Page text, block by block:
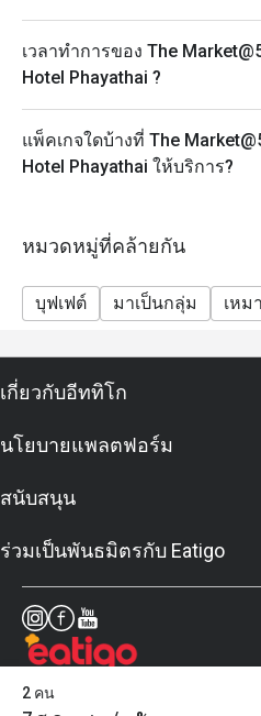
“market style / street food
selection of international
European, and more — with
themed buffets.
Q2: What are the opening
Breakfast: 06:00 – 11:30
11:00, but you may remain
International Lunch Buffet
Grand Dinner Buffet
Splendid Sunday Brunch
12:00 – 16:00 hrs
A3: You can walk in, but
weekend buffets — to
A4:
Grand Dinner Buffet
(includes 2 special dishes)
Splendid Sunday Brunch: ~
(unlimited special items)
There is a KTC Visa card
เวลาทำการของ The
Hotel Phayathai ?
แพ็คเกจใดบ้างที่ The
Hotel Phayathai ให้บริการ?
หมวดหมู่ที่คล้ายกัน
บุฟเฟต์ มาเป็นกลุ่ม เหม
2 คน
เกี่ยวกับอีททิโก
นโยบายแพลตฟอร์ม
สนับสนุน
ร่วมเป็นพันธมิตรกับ Eatigo